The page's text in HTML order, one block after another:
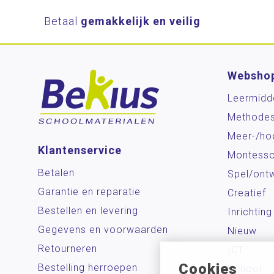
Cookies
Betaal gemakkelijk en veilig
Klantenservice
Betalen
Garantie en reparatie
Bestellen en levering
Gegevens en voorwaarden
Retourneren
Bestelling herroepen
Methodes
Meer-/
Spel/
Creatief
Inrichting
Nieuw
School